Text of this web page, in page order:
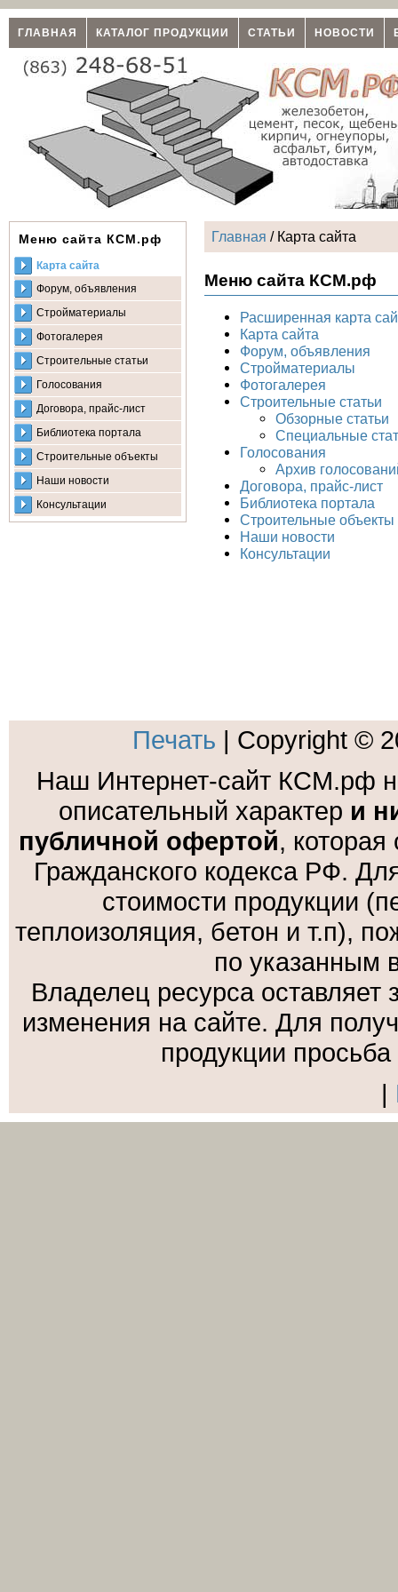
ГЛАВНАЯ КАТАЛОГ ПРОДУКЦИИ СТАТЬИ НОВОСТИ
Меню сайта КСМ.рф
Карта сайта
Форум, объявления
Стройматериалы
Фотогалерея
Строительные статьи
Голосования
Договора, прайс-лист
Библиотека портала
Строительные объекты
Наши новости
Консультации
Главная / Карта сайта
Меню сайта КСМ.рф
Расширенная карта
Карта сайта
Форум, объявления
Стройматериалы
Фотогалерея
Строительные статьи
Обзорные статьи
Специальные
Голосования
Архив
Договора, прайс-лист
Библиотека портала
Строительные объекты
Наши новости
Консультации
Печать | Copyright ©
Наш Интернет-сайт КСМ.рф
описательный характер и
публичной офертой,
Гражданского кодекса РФ.
стоимости продукции
теплоизоляция, бетон и т.п),
по указанным
Владелец ресурса
изменения на сайте. Для
продукции
|